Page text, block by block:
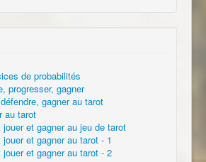
de probabilités
progresser, gagner
gagner au tarot
au tarot
jouer et gagner au jeu de tarot
et gagner au tarot - 1
jouer et gagner au tarot - 2